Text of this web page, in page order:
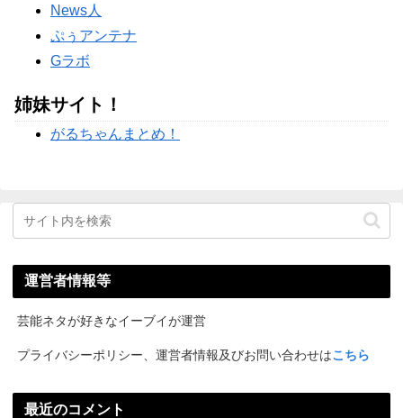
News人
ぷぅアンテナ
Gラボ
姉妹サイト！
がるちゃんまとめ！
運営者情報等
芸能ネタが好きなイーブイが運営
プライバシーポリシー、運営者情報及びお問い合わせはこちら
最近のコメント